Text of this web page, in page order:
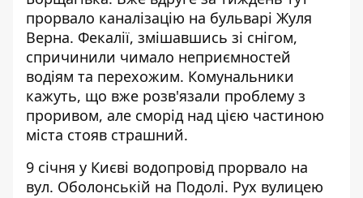
прорвало каналізацію на бульварі Жуля
Верна. Фекалії, змішавшись зі снігом,
спричинили чимало неприємностей
водіям та перехожим. Комунальники
кажуть, що вже розв'язали проблему з
проривом, але сморід над цією частиною
міста стояв страшний.
9 січня у Києві водопровід прорвало на
вул. Оболонській на Подолі. Рух вулицею